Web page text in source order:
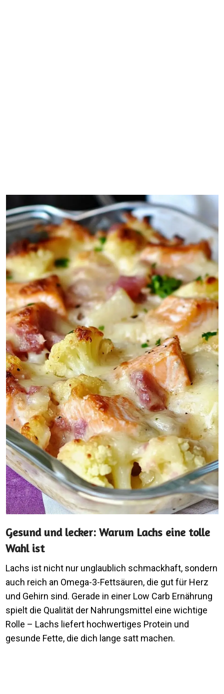
Gesund und lecker: Warum Lachs eine tolle
Wahl ist
Lachs ist nicht nur unglaublich schmackhaft, sondern
auch reich an Omega-3-Fettsäuren, die gut für Herz
und Gehirn sind. Gerade in einer Low Carb Ernährung
spielt die Qualität der Nahrungsmittel eine wichtige
Rolle – Lachs liefert hochwertiges Protein und
gesunde Fette, die dich lange satt machen.